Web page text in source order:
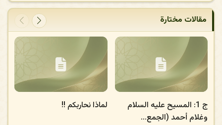
مقالات مختارة
ج 1: المسيح عليه السلام
وغلام أحمد (الجمع...
لماذا نحاربكم !!